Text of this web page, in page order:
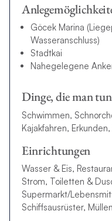
Göcek Marina
Wasseranschluss)
Stadtkai
Nahegelegene
Dinge, die man
Schwimmen,
Kajakfahren,
Einrichtungen
Wasser & Eis,
Strom, Toiletten &
Supermarkt/
Schiffsausrüster,